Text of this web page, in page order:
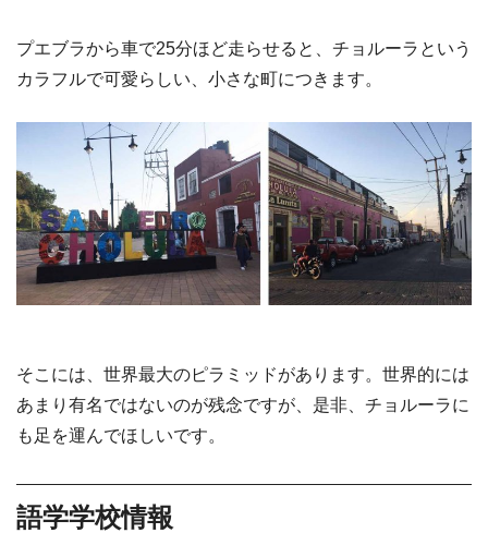
プエブラから車で25分ほど走らせると、チョルーラという
カラフルで可愛らしい、小さな町につきます。
そこには、世界最大のピラミッドがあります。世界的には
あまり有名ではないのが残念ですが、是非、チョルーラに
も足を運んでほしいです。
語学学校情報